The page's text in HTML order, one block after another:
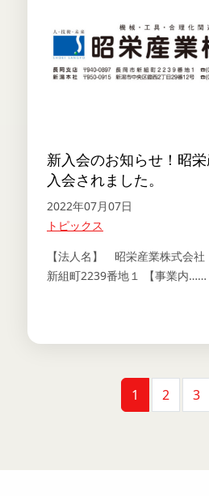
新入会のお知らせ！昭
入会されました。
2022年07月07日
トピックス
【法人名】 昭栄産業株式会
新組町2239番地１ 【事業内……
投稿ナビゲーション
1 2 3